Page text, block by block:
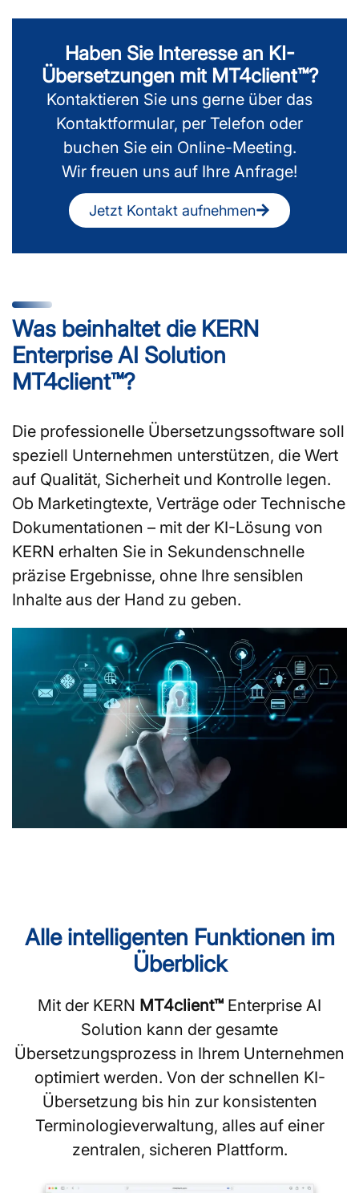
Haben Sie Interesse an KI-
Übersetzungen mit MT4client™?
Kontaktieren Sie uns gerne über das
Kontaktformular, per Telefon oder
buchen Sie ein Online-Meeting.
Wir freuen uns auf Ihre Anfrage!
Jetzt Kontakt aufnehmen
Was beinhaltet die KERN
Enterprise AI Solution
MT4client™?
Die professionelle Übersetzungssoftware soll
speziell Unternehmen unterstützen, die Wert
auf Qualität, Sicherheit und Kontrolle legen.
Ob Marketingtexte, Verträge oder Technische
Dokumentationen – mit der KI-Lösung von
KERN erhalten Sie in Sekundenschnelle
präzise Ergebnisse, ohne Ihre sensiblen
Inhalte aus der Hand zu geben.
Alle intelligenten Funktionen im
Überblick
Mit der KERN MT4client™ Enterprise AI
Solution kann der gesamte
Übersetzungsprozess in Ihrem Unternehmen
optimiert werden. Von der schnellen KI-
Übersetzung bis hin zur konsistenten
Terminologieverwaltung, alles auf einer
zentralen, sicheren Plattform.